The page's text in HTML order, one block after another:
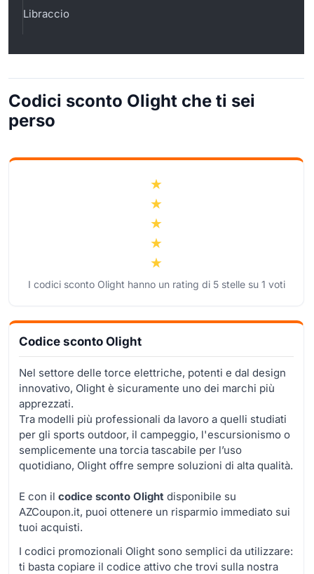
Libraccio
Codici sconto Olight che ti sei
perso
I codici sconto Olight hanno un rating di 5stelle su 1 voti
Codice sconto Olight
Nel settore delle torce elettriche, potenti e dal design
innovativo, Olight è sicuramente uno dei marchi più
apprezzati.
Tra modelli più professionali da lavoro a quelli studiati
per gli sports outdoor, il campeggio, l'escursionismo o
semplicemente una torcia tascabile per l’uso
quotidiano, Olight offre sempre soluzioni di alta qualità.
E con il codice sconto Olight disponibile su
AZCoupon.it, puoi ottenere un risparmio immediato sui
tuoi acquisti.
I codici promozionali Olight sono semplici da utilizzare:
ti basta copiare il codice attivo che trovi sulla nostra